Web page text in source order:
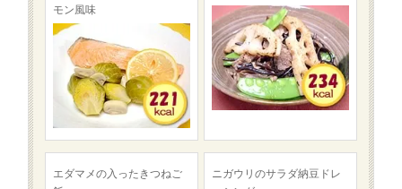
モン風味
エダマメの入ったきつねご
ニガウリのサラダ納豆ドレ